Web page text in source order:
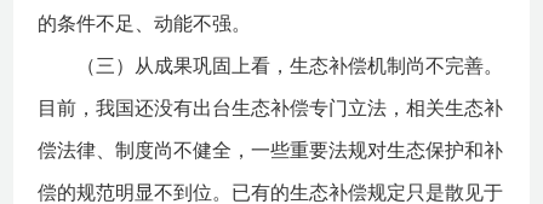
的条件不足、动能不强。
（三）从成果巩固上看，生态补偿机制尚不完善。
目前，我国还没有出台生态补偿专门立法，相关生态补
偿法律、制度尚不健全，一些重要法规对生态保护和补
偿的规范明显不到位。已有的生态补偿规定只是散见于